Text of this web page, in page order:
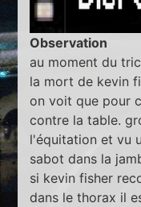
Observation
au moment du
la mort de kevin
on voit que pour
contre la table.
l'équitation et vu
sabot dans la
si kevin fisher
dans le thorax il